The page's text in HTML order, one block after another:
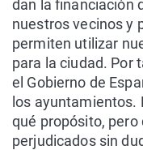
dan la financiación
nuestros vecinos y
permiten utilizar
para la ciudad. Por
el Gobierno de
los ayuntamientos.
qué propósito,
perjudicados sin